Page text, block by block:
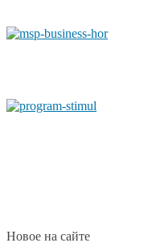
Новое на сайте